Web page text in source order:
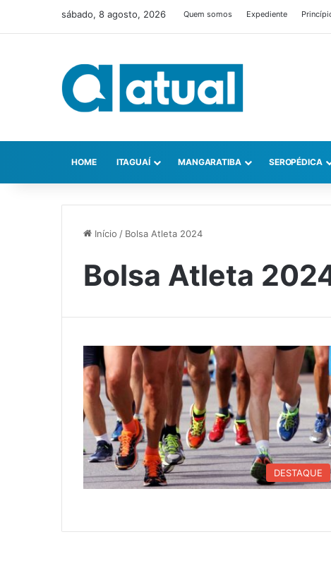
sábado, 8 agosto, 2026 Quem somos Expediente
HOME ITAGUAÍ MANGARATIBA SEROPÉDICA
Início / Bolsa Atleta 2024
Bolsa Atleta
DESTAQUE